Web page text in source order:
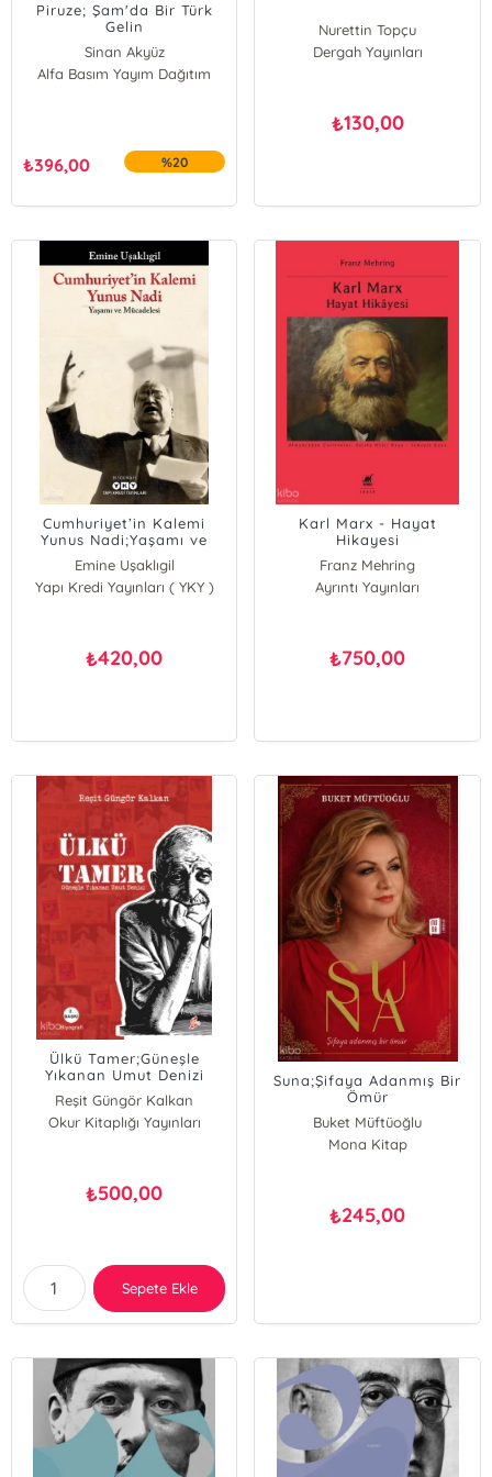
Piruze; Şam'da Bir Türk
Gelin
Sinan Akyüz
Alfa Basım Yayım Dağıtım
₺396,00 %20
Nurettin Topçu
Dergah Yayınları
₺130,00
Cumhuriyet’in Kalemi
Yunus Nadi;Yaşamı ve
Mücadelesi
Emine Uşaklıgil
Yapı Kredi Yayınları ( YKY )
₺420,00
Karl Marx - Hayat
Hikayesi
Franz Mehring
Ayrıntı Yayınları
₺750,00
Ülkü Tamer;Güneşle
Yıkanan Umut Denizi
Reşit Güngör Kalkan
Okur Kitaplığı Yayınları
₺500,00
Sepete Ekle
Suna;Şifaya Adanmış Bir
Ömür
Buket Müftüoğlu
Mona Kitap
₺245,00